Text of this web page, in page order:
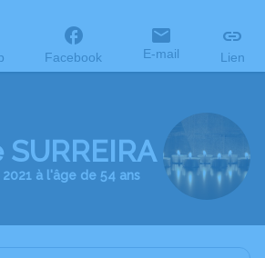
Facebook E-mail Lien
à l'âge de 54 ans